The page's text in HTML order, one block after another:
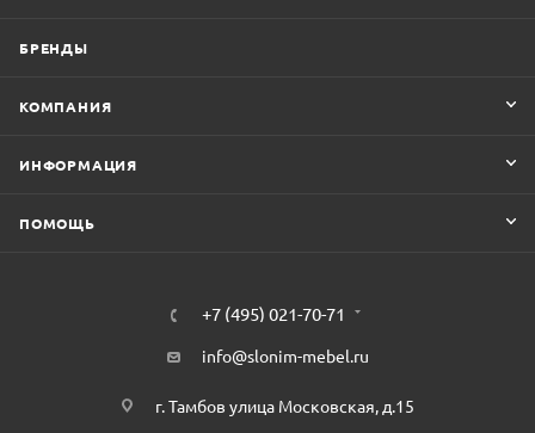
БРЕНДЫ
КОМПАНИЯ
ИНФОРМАЦИЯ
ПОМОЩЬ
+7 (495) 021-70-71
info@slonim-mebel.ru
г. Тамбов улица Московская, д.15